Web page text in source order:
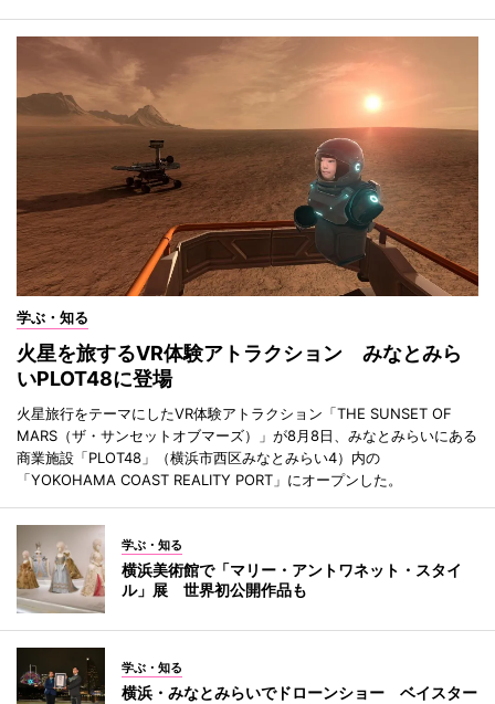
学ぶ・知る
火星を旅するVR体験アトラクション みなとみら
いPLOT48に登場
火星旅行をテーマにしたVR体験アトラクション「THE SUNSET OF
MARS（ザ・サンセットオブマーズ）」が8月8日、みなとみらいにある
商業施設「PLOT48」（横浜市西区みなとみらい4）内の
「YOKOHAMA COAST REALITY PORT」にオープンした。
学ぶ・知る
横浜美術館で「マリー・アントワネット・スタイ
ル」展 世界初公開作品も
学ぶ・知る
横浜・みなとみらいでドローンショー ベイスター